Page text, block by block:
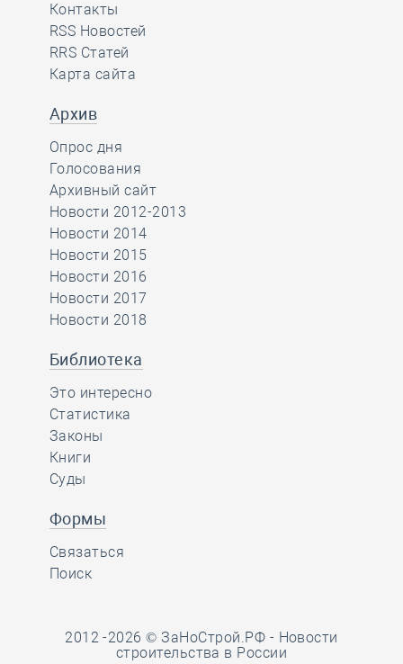
Контакты
RSS Новостей
RRS Статей
Карта сайта
Архив
Опрос дня
Голосования
Архивный сайт
Новости 2012-2013
Новости 2014
Новости 2015
Новости 2016
Новости 2017
Новости 2018
Библиотека
Это интересно
Статистика
Законы
Книги
Суды
Формы
Связаться
Поиск
2012 -2026 © ЗаНоСтрой.РФ - Новости
строительства в России